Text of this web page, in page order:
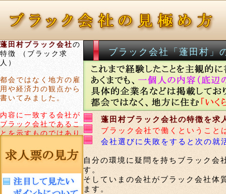
蓬田村ブラック会社の
特徴 （ブラック求
人）
都会ではなく地方の雇
用や経済力の観点から
書いてみました。
内容に一致する会社が
ブラック会社であるこ
とを示すものではあり
ブラック会社「蓬田村
蓬田村ブラック会社の特徴を求
ブラック会社で働くということ
会社選びに失敗をすると次の就
自分の環境に疑問を持ちブラック会
す。
そしていまの会社がブラック会社体
ます。